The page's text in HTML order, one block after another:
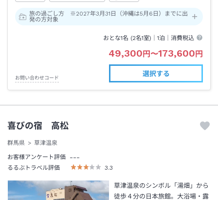
旅の過ごし方 ※2027年3月31日（沖縄は5月6日）までに出
発の方対象
おとな1名 (2名1室)｜1泊 ｜消費税込
49,300 円 〜173,600 円
お問い合わせコード
選択する
喜びの宿 高松
群馬県 草津温泉
お客様アンケート評価 ---
るるぶトラベル評価 3.3
草津温泉のシンボル「湯畑」から
徒歩４分の日本旅館。大浴場・露